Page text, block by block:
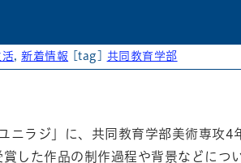
活,新着情報 [tag] 共同教育学部
ラジ」に、共同教育学部美術専攻4
した作品の制作過程や背景などにつ